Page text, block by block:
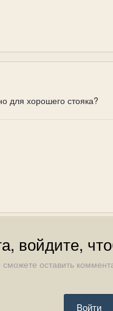
для хорошего стояка?
войдите,
оставить
Войти